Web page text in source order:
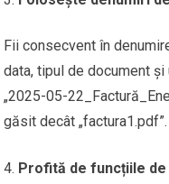
Fii consecvent în
data, tipul de document
„2025-05-
găsit decât „factura1.pdf”.
Profită de funcțiile